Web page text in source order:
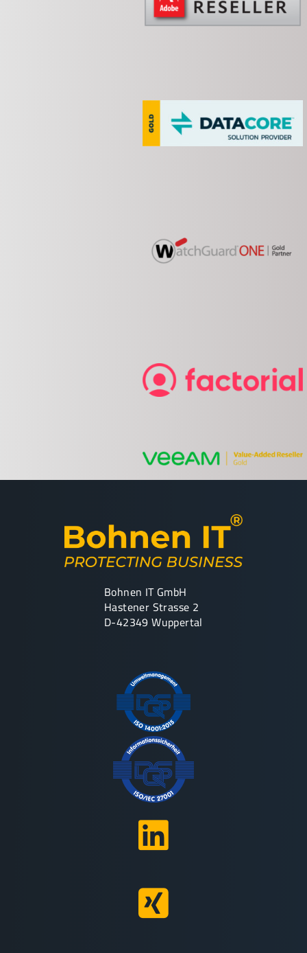
Bohnen IT GmbH
Hastener Strasse 2
D-42349 Wuppertal